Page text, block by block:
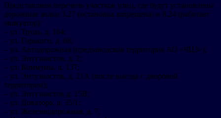
Представляем перечень участков улиц, где будут установлены
дорожные знаки 3.27 (остановка запрещена) и 8.24 (работает
эвакуатор):
– ул. Труда, д. 164;
– ул. Горького, д. 68;
– ул. Автодорожная (предзаводская территория АО «ЧЦЗ»);
– ул. Энтузиастов, д. 2;
– ул. Коммуны, д. 137;
– ул. Энтузиастов, д. 21А (после выезда с дворовой
территории);
– ул. Энтузиастов д. 15В;
– ул. Доватора, д. 35/1;
– ул. Железнодорожная, д. 7;